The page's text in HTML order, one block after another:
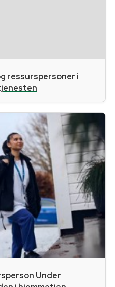
ressurspersoner i
Under